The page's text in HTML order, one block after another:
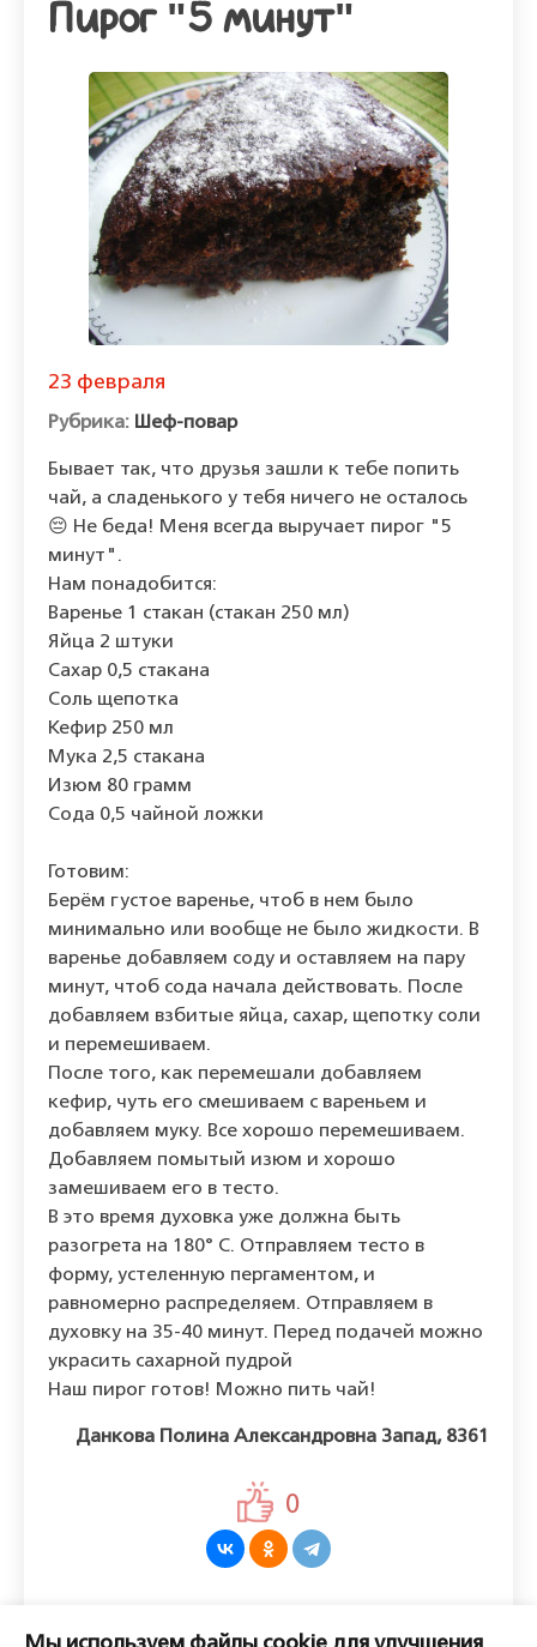
Пирог "5 минут"
23 февраля
Шеф-повар
Бывает так, что друзья зашли к тебе попить
чай, а сладенького у тебя ничего не осталось
😔 Не беда! Меня всегда выручает пирог "5
минут".
Нам понадобится:
Варенье 1 стакан (стакан 250 мл)
Яйца 2 штуки
Сахар 0,5 стакана
Соль щепотка
Кефир 250 мл
Мука 2,5 стакана
Изюм 80 грамм
Сода 0,5 чайной ложки
Готовим:
Берём густое варенье, чтоб в нем было
минимально или вообще не было жидкости. В
варенье добавляем соду и оставляем на пару
минут, чтоб сода начала действовать. После
добавляем взбитые яйца, сахар, щепотку соли
и перемешиваем.
После того, как перемешали добавляем
кефир, чуть его смешиваем с вареньем и
добавляем муку. Все хорошо перемешиваем.
Добавляем помытый изюм и хорошо
замешиваем его в тесто.
В это время духовка уже должна быть
разогрета на 180° С. Отправляем тесто в
форму, устеленную пергаментом, и
равномерно распределяем. Отправляем в
духовку на 35-40 минут. Перед подачей можно
украсить сахарной пудрой
Наш пирог готов! Можно пить чай!
Данкова Полина Александровна Запад, 8361
0